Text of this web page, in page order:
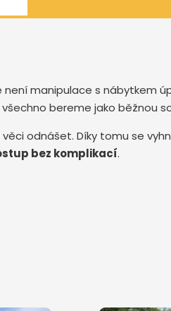
manipulace s nábytkem
bereme jako běžnou
odnášet. Díky tomu se
bez komplikací.